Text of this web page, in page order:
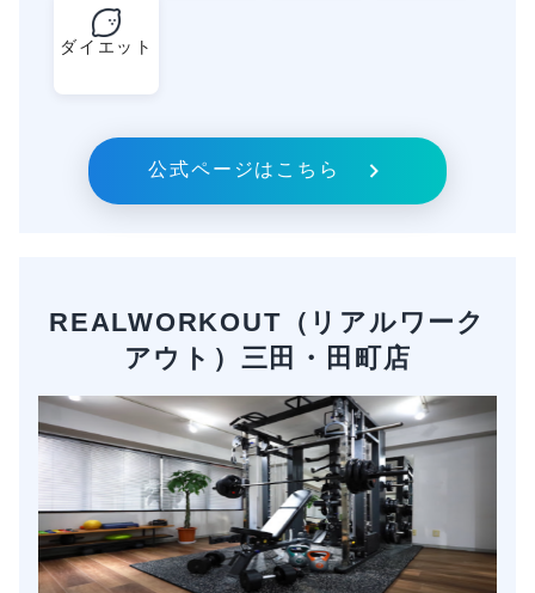
ダイエット
公式ページはこちら
REALWORKOUT（リアルワーク
アウト）三田・田町店